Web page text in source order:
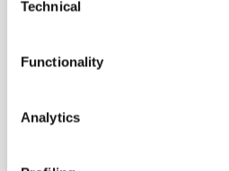
Selection
Technical
Functionality
Analytics